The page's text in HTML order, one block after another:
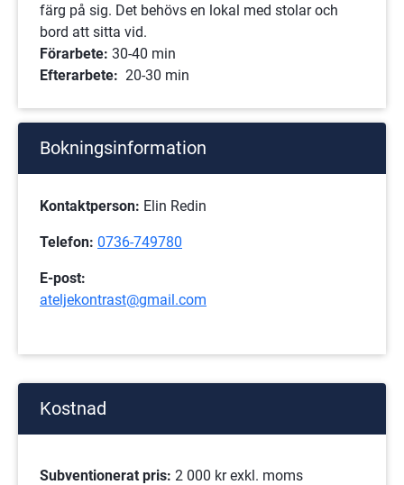
färg på sig. Det behövs en lokal med stolar och
bord att sitta vid.
Förarbete: 30-40 min
Efterarbete: 20-30 min
Bokningsinformation
Kontaktperson: Elin Redin
Telefon: 0736-749780
E-post:
ateljekontrast@gmail.com
Kostnad
Subventionerat pris: 2 000 kr exkl. moms